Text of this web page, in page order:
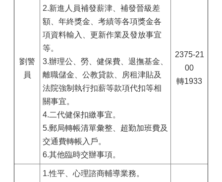
劉警
員
2.新進人員補發薪津、補發晉級差
額、年終獎金、考績等各項獎金各
項資料輸入、更新作業及發放事宜
等。
3.辦理公、勞、健保費、退撫基金、
離職儲金、公教貸款、房租津貼及
法院強制執行扣薪等款項代扣等相
關事宜。
4.二代健保扣繳事宜。
5.郵局轉帳清單彙整、超勤加班費及
交通費轉帳入戶。
6.其他臨時交辦事項。
2375-21
00
轉1933
1.性平、心理諮商輔導業務。